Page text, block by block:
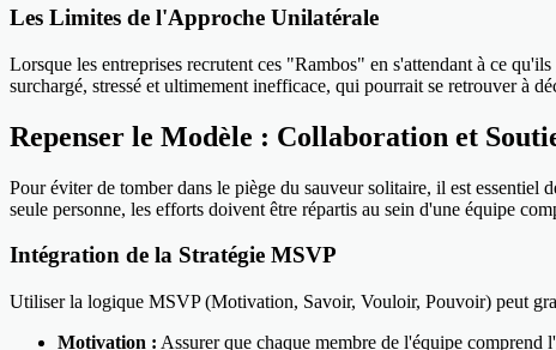
Les Limites de l'Approche Unilatérale
Lorsque les entreprises recrutent ces "Rambos" en s'attendant à ce
surchargé, stressé et ultimement inefficace, qui pourrait se retrouver à
Repenser le Modèle : Collaboration et
Pour éviter de tomber dans le piège du sauveur solitaire, il est essentiel
seule personne, les efforts doivent être répartis au sein d'une équipe
Intégration de la Stratégie MSVP
Utiliser la logique MSVP (Motivation, Savoir, Vouloir, Pouvoir) peut
Motivation : Assurer que chaque membre de l'équipe comprend